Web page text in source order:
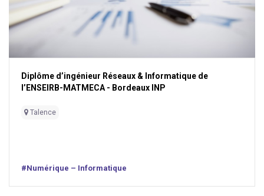
Diplôme d’ingénieur Réseaux & Informatique de
l’ENSEIRB-MATMECA - Bordeaux INP
Talence
#Numérique – Informatique